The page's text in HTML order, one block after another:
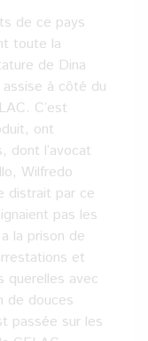
de ce pays
toute la
de Dina
à côté du
C’est
ont
dont l’avocat
Wilfredo
distrait par ce
pas les
la prison de
et
querelles avec
de douces
passée sur les